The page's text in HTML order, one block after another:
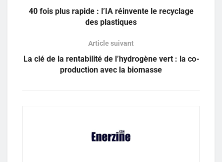
40 fois plus rapide : l’IA réinvente le recyclage
des plastiques
Article suivant
La clé de la rentabilité de l’hydrogène vert : la co-
production avec la biomasse